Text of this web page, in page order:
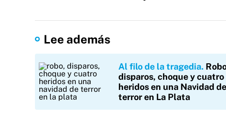
Lee además
Al filo de la tragedia
disparos, choque y cuatro
heridos en una Navidad de
terror en La Plata